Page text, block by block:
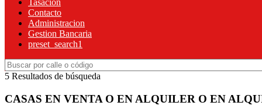
Tasación
Contacto
Administracion
Gestion Bancaria
preset_search1
5 Resultados de búsqueda
CASAS EN VENTA O EN ALQUILER O EN